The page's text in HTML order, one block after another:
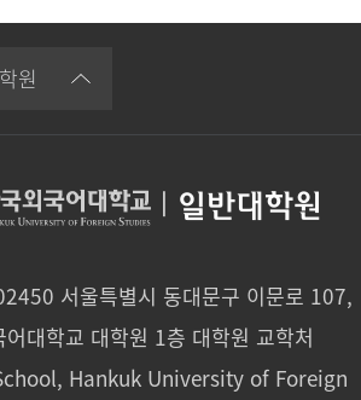
원
일반대학원
서울특별시 동대문구 이문로 107,
어대학교 대학원 1층 대학원 교학처
Hankuk University of Foreign